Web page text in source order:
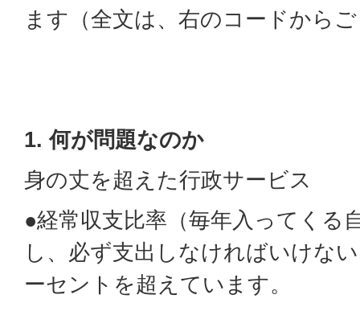
ます（全文は、右のコードから
1.何が問題なのか
身の丈を超えた行政サービス
●経常収支比率（毎年入ってくる
し、必ず支出しなければいけな
ーセントを超えています。